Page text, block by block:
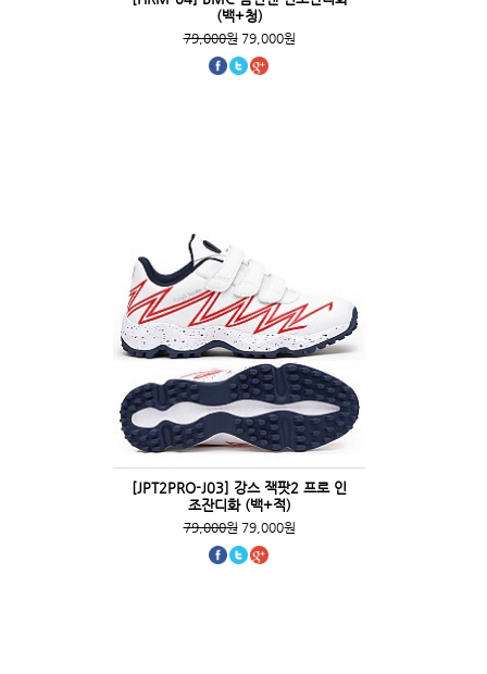
(백+청)
79,000원79,000원
[JPT2PRO-J03] 강스 잭팟2 프로 인
조잔디화 (백+적)
79,000원79,000원